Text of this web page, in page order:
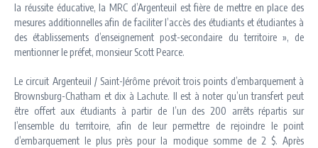
la réussite éducative, la MRC d’Argenteuil est fière de mettre en place des
mesures additionnelles afin de faciliter l’accès des étudiants et étudiantes à
des établissements d’enseignement post-secondaire du territoire », de
mentionner le préfet, monsieur Scott Pearce.
Le circuit Argenteuil / Saint-Jérôme prévoit trois points d’embarquement à
Brownsburg-Chatham et dix à Lachute. Il est à noter qu’un transfert peut
être offert aux étudiants à partir de l’un des 200 arrêts répartis sur
l’ensemble du territoire, afin de leur permettre de rejoindre le point
d’embarquement le plus près pour la modique somme de 2 $. Après